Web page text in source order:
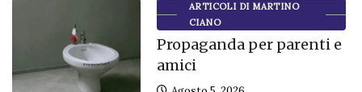
ARTICOLI DI MARTINO
CIANO
Propaganda per parenti e
amici